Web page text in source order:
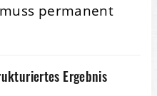
permanent
Ergebnis